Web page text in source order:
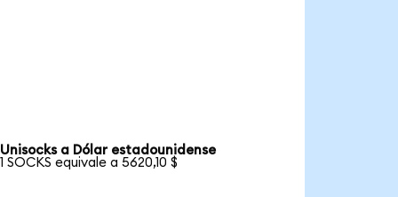
Unisocks a Dólar estadounidense
1 SOCKS equivale a 5620,10 $